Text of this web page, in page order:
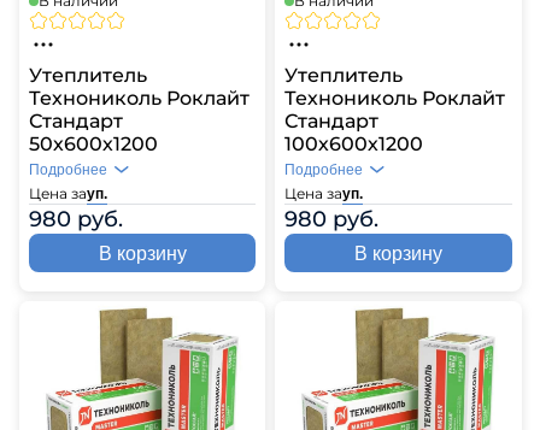
Утеплитель
Технониколь Роклайт
Стандарт
50х600х1200
Цена зауп.
980 руб.
Подробнее
В корзину
Утеплитель
Технониколь Роклайт
Стандарт
100х600х1200
Цена зауп.
980 руб.
Подробнее
В корзину